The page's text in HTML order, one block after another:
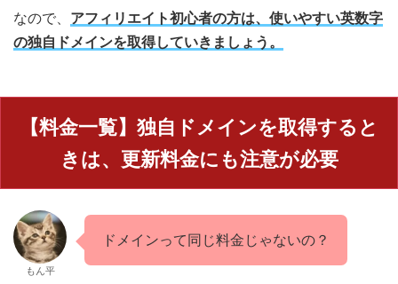
なので、 アフィリエイト初心者の方は、使いやすい英数字
の独自ドメインを取得していきましょう。
【料金一覧】独自ドメインを取得すると
きは、更新料金にも注意が必要
もん平
ドメインって同じ料金じゃないの？